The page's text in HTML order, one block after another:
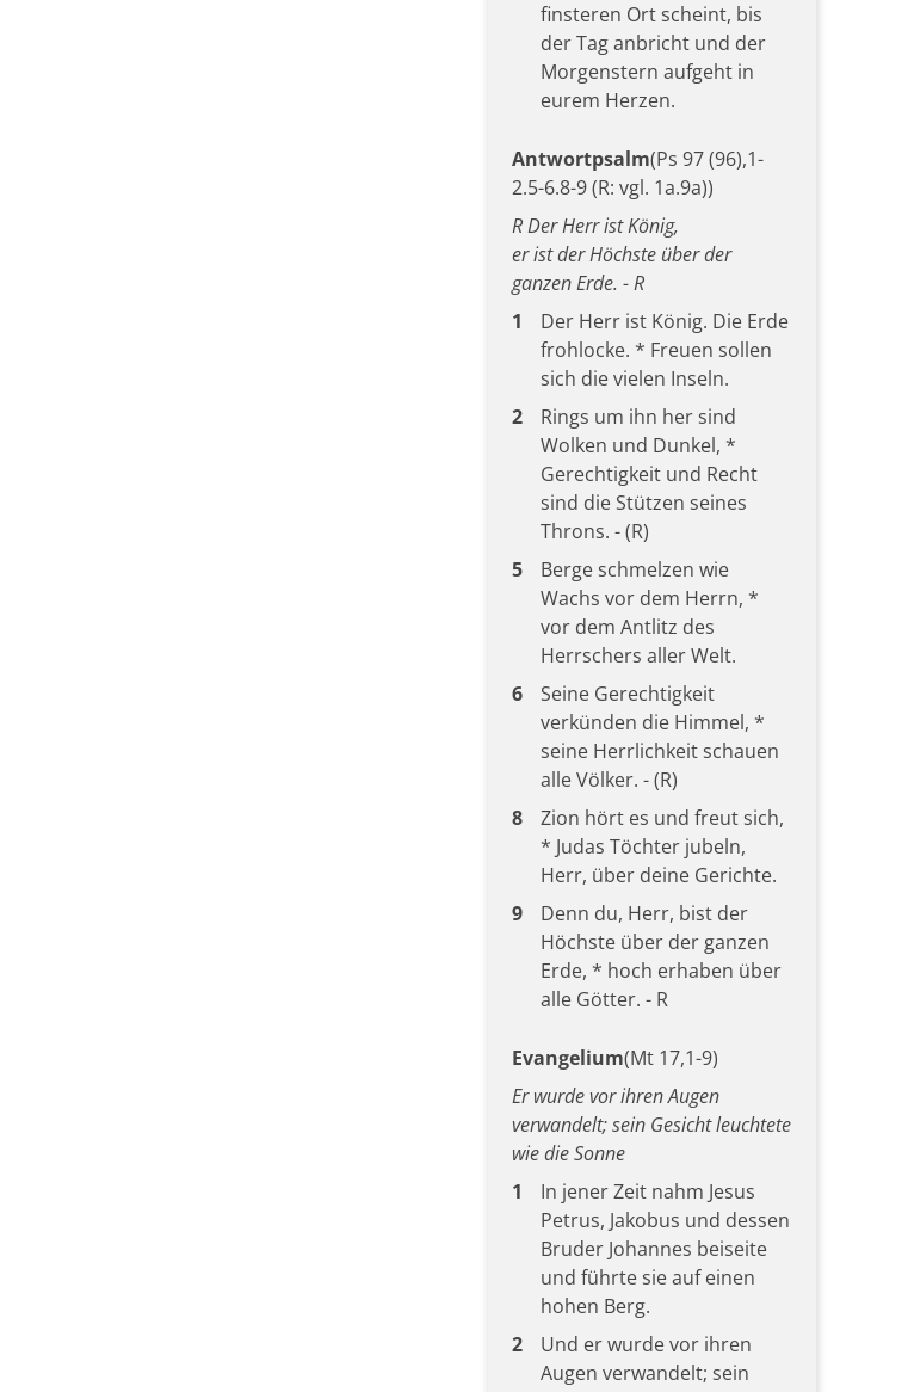
finsteren Ort scheint, bis
der Tag anbricht und der
Morgenstern aufgeht in
eurem Herzen.
Antwortpsalm(Ps 97 (96),1-
2.5-6.8-9 (R: vgl. 1a.9a))
R Der Herr ist König,
er ist der Höchste über der
ganzen Erde. - R
1
Der Herr ist König. Die Erde
frohlocke. * Freuen sollen
sich die vielen Inseln.
2
Rings um ihn her sind
Wolken und Dunkel, *
Gerechtigkeit und Recht
sind die Stützen seines
Throns. - (R)
5
Berge schmelzen wie
Wachs vor dem Herrn, *
vor dem Antlitz des
Herrschers aller Welt.
6
Seine Gerechtigkeit
verkünden die Himmel, *
seine Herrlichkeit schauen
alle Völker. - (R)
8
Zion hört es und freut sich,
* Judas Töchter jubeln,
Herr, über deine Gerichte.
9
Denn du, Herr, bist der
Höchste über der ganzen
Erde, * hoch erhaben über
alle Götter. - R
Evangelium(Mt 17,1-9)
Er wurde vor ihren Augen
verwandelt; sein Gesicht leuchtete
wie die Sonne
1
In jener Zeit nahm Jesus
Petrus, Jakobus und dessen
Bruder Johannes beiseite
und führte sie auf einen
hohen Berg.
2
Und er wurde vor ihren
Augen verwandelt; sein